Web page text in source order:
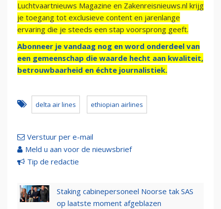
Luchtvaartnieuws Magazine en Zakenreisnieuws.nl krijg
je toegang tot exclusieve content en jarenlange
ervaring die je steeds een stap voorsprong geeft.
Abonneer je vandaag nog en word onderdeel van
een gemeenschap die waarde hecht aan kwaliteit,
betrouwbaarheid en échte journalistiek.
delta air lines ethiopian airlines
Verstuur per e-mail
Meld u aan voor de nieuwsbrief
Tip de redactie
Staking cabinepersoneel Noorse tak SAS
op laatste moment afgeblazen